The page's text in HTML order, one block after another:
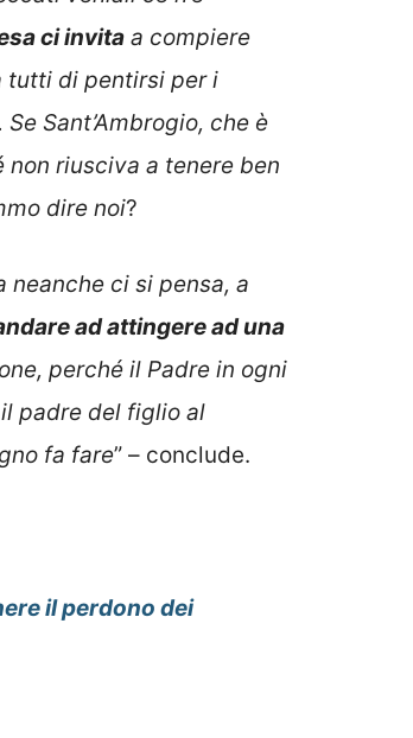
ci invita a compiere
tutti di pentirsi per i
Sant’Ambrogio, che è
riusciva a tenere ben
dire noi?
neanche ci si pensa, a
ad attingere ad una
perché il Padre in ogni
padre del figlio al
fa fare” – conclude.
il perdono dei